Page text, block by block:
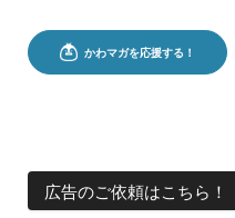
広告のご依頼はこちら！